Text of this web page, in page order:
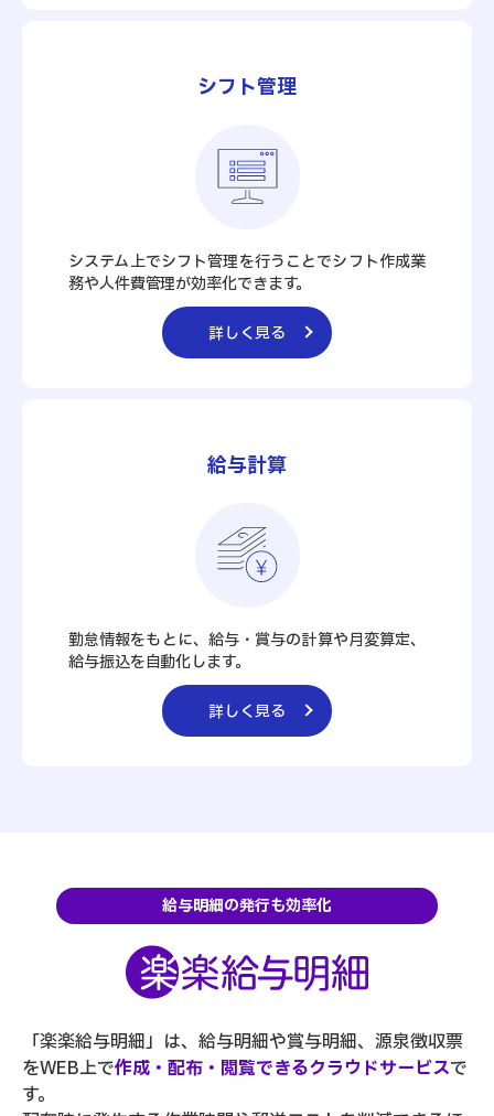
シフト管理
システム上でシフト管理を行うことでシフト作成業
務や人件費管理が効率化できます。
詳しく見る
給与計算
勤怠情報をもとに、給与・賞与の計算や月変算定、
給与振込を自動化します。
詳しく見る
給与明細の発行も効率化
「楽楽給与明細」は、給与明細や賞与明細、源泉徴収票
をWEB上で作成・配布・閲覧できるクラウドサービスで
す。